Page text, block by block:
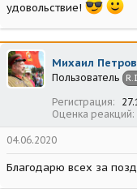
удовольствие!
Михаил
Пользователь
Регистрация
Оценка реакций
04.06.2020
Благодарю всех за